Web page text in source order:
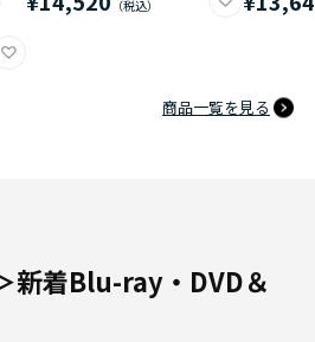
商品一覧を見る
新着Blu-ray・DVD＆